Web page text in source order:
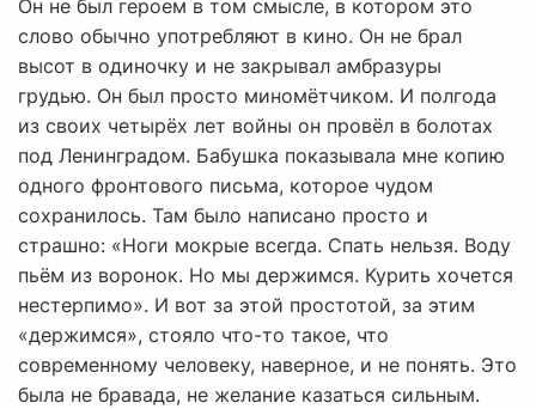
Он не был героем в том смысле, в котором это
слово обычно употребляют в кино. Он не брал
высот в одиночку и не закрывал амбразуры
грудью. Он был просто миномётчиком. И полгода
из своих четырёх лет войны он провёл в болотах
под Ленинградом. Бабушка показывала мне копию
одного фронтового письма, которое чудом
сохранилось. Там было написано просто и
страшно: «Ноги мокрые всегда. Спать нельзя. Воду
пьём из воронок. Но мы держимся. Курить хочется
нестерпимо». И вот за этой простотой, за этим
«держимся», стояло что-то такое, что
современному человеку, наверное, и не понять. Это
была не бравада, не желание казаться сильным.